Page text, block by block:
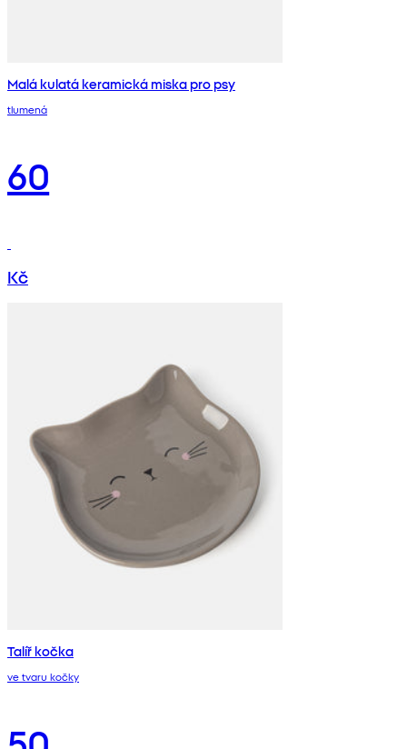
Malá kulatá keramická miska pro psy
tlumená
60
Kč
Talíř kočka
ve tvaru kočky